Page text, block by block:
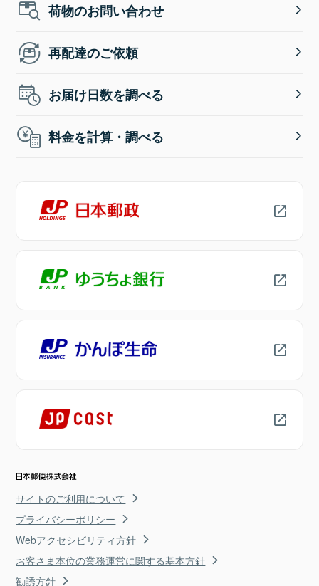
荷物のお問い合わせ
再配達のご依頼
お届け日数を調べる
料金を計算・調べる
サイトのご利用について
プライバシーポリシー
Webアクセシビリティ方針
お客さま本位の業務運営に関する基本方針
勧誘方針